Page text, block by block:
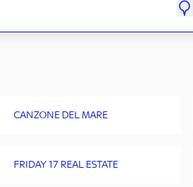
CANZONE DEL MARE
FRIDAY 17 REAL ESTATE